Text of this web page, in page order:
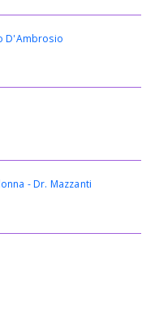
D'Ambrosio
- Dr. Mazzanti